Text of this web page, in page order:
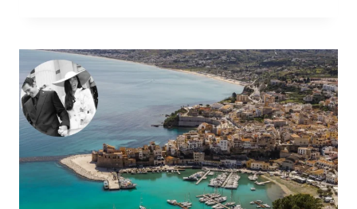
AL
ORGANIZAR
UNA
MALETA
DE
FIN
DE
SEMANA
(Y
CÓMO